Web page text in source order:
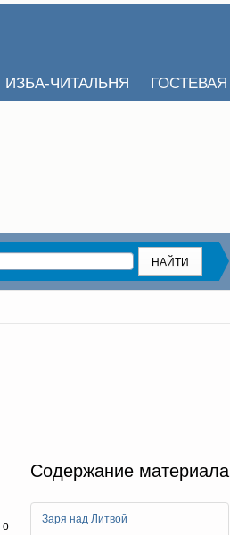
ИЗБА-ЧИТАЛЬНЯ ГОСТЕВАЯ
Содержание материала
Заря над Литвой
о